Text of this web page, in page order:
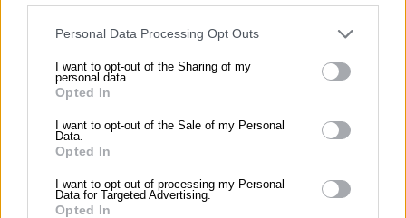
Personal Data Processing Opt Outs
I want to opt-out of the Sharing of my
personal data.
Opted In
I want to opt-out of the Sale of my Personal
Data.
Opted In
I want to opt-out of processing my Personal
Data for Targeted Advertising.
Opted In
Melankoli
uyandırabilir. Kışın soğuk ve yalnız havası, insanın
içsel duygularını yansıtıyor.